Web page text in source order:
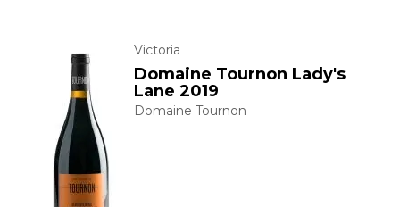
Victoria
Domaine Tournon Lady's
Lane 2019
Domaine Tournon